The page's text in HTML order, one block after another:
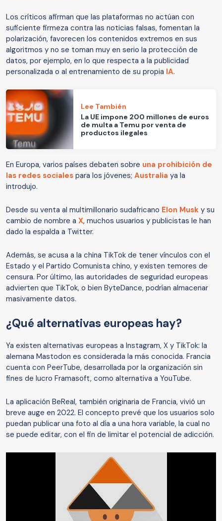
Los críticos afirman que las plataformas no actúan con
suficiente firmeza contra las noticias falsas, fomentan la
polarización, favorecen los contenidos extremos en sus
algoritmos y no se toman muy en serio la protección de
datos, por ejemplo, en lo que respecta a la publicidad
personalizada o al entrenamiento de su propia IA.
Lee También
La UE impone 200 millones de euros
de multa a Temu por venta de
productos ilegales
En Europa, varios países debaten sobre una prohibición de
las redes sociales para los jóvenes; Australia ya la
introdujo.
Desde su venta al multimillonario sudafricano Elon Musk y su
cambio de nombre a X, muchos usuarios y publicistas le han
dado la espalda a Twitter.
Además, se acusa a la china TikTok de tener vínculos con el
Estado y el Partido Comunista chino, y existen temores de
censura. Por último, las autoridades de seguridad europeas
advierten que TikTok, o bien ByteDance, podrían almacenar
masivamente datos.
¿Qué alternativas europeas hay?
Ya existen alternativas europeas a Instagram, X y TikTok: la
alemana Mastodon es considerada la más conocida. Francia
cuenta con PeerTube, desarrollada por la organización sin
fines de lucro Framasoft, como alternativa a YouTube.
La aplicación BeReal, también originaria de Francia, vivió un
breve auge en 2022. El concepto prevé que los usuarios solo
puedan publicar una foto al día a una hora variable, la cual no
se puede editar, con el fin de limitar el potencial de adicción.